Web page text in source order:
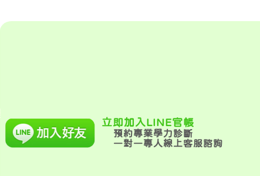
立即加入LINE官帳
預約專業學力診斷
一對一專人線上客服諮詢